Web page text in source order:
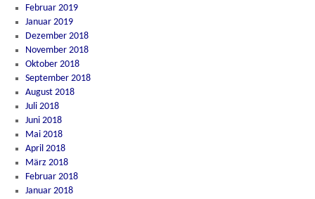
Februar 2019
Januar 2019
Dezember 2018
November 2018
Oktober 2018
September 2018
August 2018
Juli 2018
Juni 2018
Mai 2018
April 2018
März 2018
Februar 2018
Januar 2018